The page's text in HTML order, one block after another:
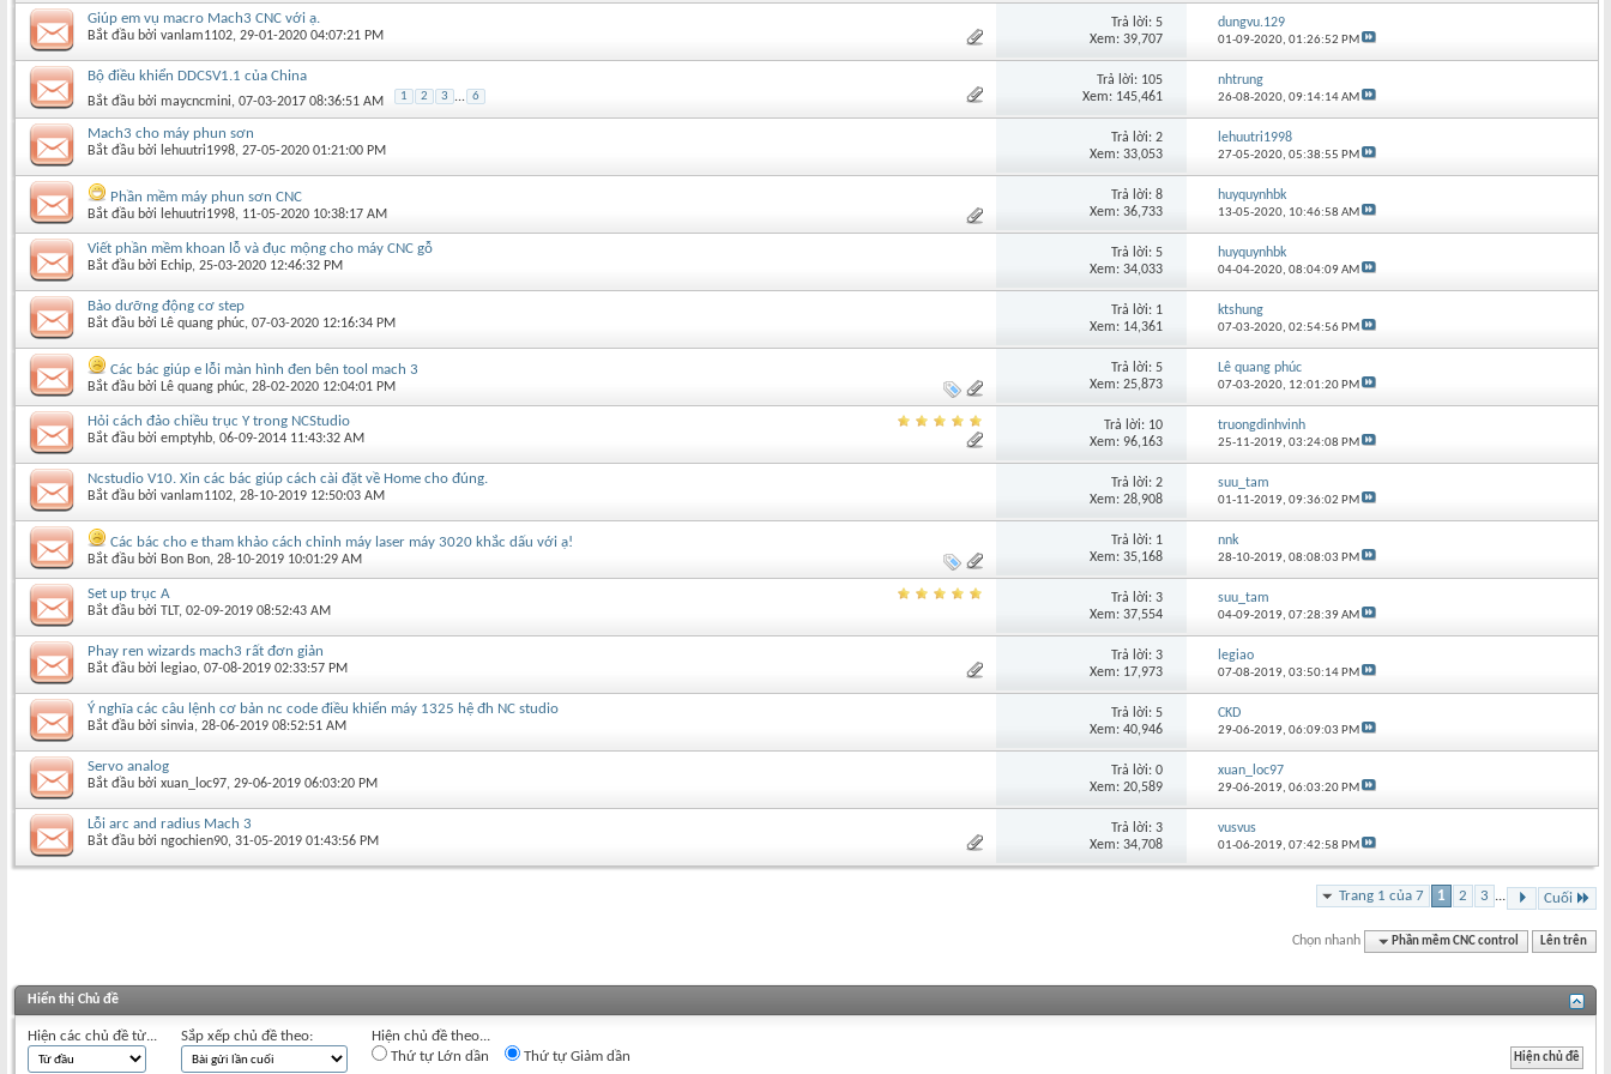
Giúp em vụ macro Mach3 CNC với ạ.
Bắt đầu bởi vanlam1102‎, 29-01-2020 04:07:21 PM
Trả lời: 5
Xem: 39,707
dungvu.129
01-09-2020,01:26:52 PM
Bộ điều khiển DDCSV1.1 của China
Bắt đầu bởi maycncmini‎, 07-03-2017 08:36:51 AM 1 2 3 ... 6
Trả lời: 105
Xem: 145,461
nhtrung
26-08-2020,09:14:14 AM
Mach3 cho máy phun sơn
Bắt đầu bởi lehuutri1998‎, 27-05-2020 01:21:00 PM
Trả lời: 2
Xem: 33,053
lehuutri1998
27-05-2020,05:38:55 PM
Phần mềm máy phun sơn CNC
Bắt đầu bởi lehuutri1998‎, 11-05-2020 10:38:17 AM
Trả lời: 8
Xem: 36,733
huyquynhbk
13-05-2020, 10:46:58 AM
Viết phần mềm khoan lỗ và đục mộng cho máy CNC gỗ
Bắt đầu bởi Echip‎, 25-03-2020 12:46:32 PM
Trả lời: 5
Xem: 34,033
huyquynhbk
04-04-2020,08:04:09 AM
Bảo dưỡng động cơ step
Bắt đầu bởi Lê quang phúc‎, 07-03-2020 12:16:34 PM
Trả lời: 1
Xem: 14,361
ktshung
07-03-2020,02:54:56 PM
Các bác giúp e lỗi màn hình đen bên tool mach 3
Bắt đầu bởi Lê quang phúc‎, 28-02-2020 12:04:01 PM
Trả lời: 5
Xem: 25,873
Lê quang phúc
07-03-2020, 12:01:20 PM
Hỏi cách đảo chiều trục Y trong NCStudio
Bắt đầu bởi emptyhb‎, 06-09-2014 11:43:32 AM
Trả lời: 10
Xem: 96,163
truongdinhvinh
25-11-2019,03:24:08 PM
Ncstudio V10. Xin các bác giúp cách cài đặt về Home cho đúng.
Bắt đầu bởi vanlam1102‎, 28-10-2019 12:50:03 AM
Trả lời: 2
Xem: 28,908
suu_tam
01-11-2019,09:36:02 PM
Các bác cho e tham khảo cách chỉnh máy laser máy 3020 khắc dấu với ạ!
Bắt đầu bởi Bon Bon‎, 28-10-2019 10:01:29 AM
Trả lời: 1
Xem: 35,168
nnk
28-10-2019,08:08:03 PM
Set up trục A
Bắt đầu bởi TLT‎, 02-09-2019 08:52:43 AM
Trả lời: 3
Xem: 37,554
suu_tam
04-09-2019,07:28:39 AM
Phay ren wizards mach3 rất đơn giản
Bắt đầu bởi legiao‎, 07-08-2019 02:33:57 PM
Trả lời: 3
Xem: 17,973
legiao
07-08-2019,03:50:14 PM
Ý nghĩa các câu lệnh cơ bản nc code điều khiển máy 1325 hệ đh NC studio
Bắt đầu bởi sinvia‎, 28-06-2019 08:52:51 AM
Trả lời: 5
Xem: 40,946
CKD
29-06-2019,06:09:03 PM
Servo analog
Bắt đầu bởi xuan_loc97‎, 29-06-2019 06:03:20 PM
Trả lời: 0
Xem: 20,589
xuan_loc97
29-06-2019,06:03:20 PM
Lỗi arc and radius Mach 3
Bắt đầu bởi ngochien90‎, 31-05-2019 01:43:56 PM
Trả lời: 3
Xem: 34,708
vusvus
01-06-2019,07:42:58 PM
Trang 1 của 7 1 2 3 ... Cuối
Chọn nhanh Phần mềm CNC control Lên trên
Hiển thị Chủ đề
Hiện các chủ đề từ... Sắp xếp chủ đề theo:
Hiện chủ đề theo...
Thứ tự Lớn dần
Thứ tự Giảm dần